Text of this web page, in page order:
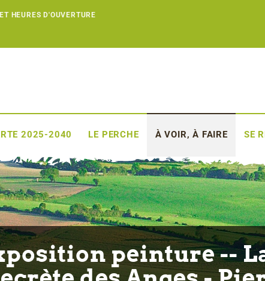
HEURES D'OUVERTURE
2025-2040 LE PERCHE À VOIR, À FAIRE SE
peinture --